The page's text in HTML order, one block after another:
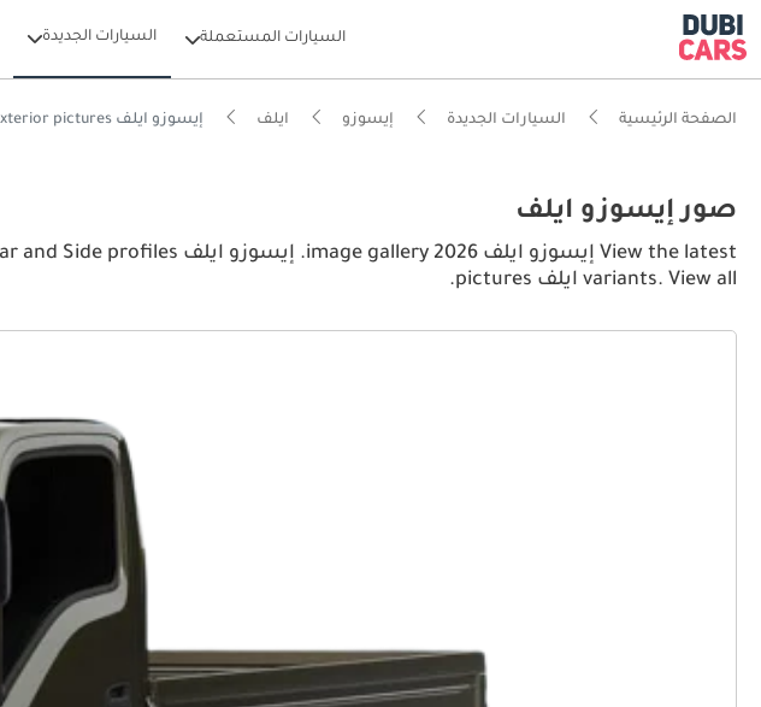
السيارات المستعملة السيارات الجديدة
الصفحة الرئيسية السيارات الجديدة إيسوزو ايلف إيسوزو ايلف interior, exterior pictures
صور إيسوزو ايلف
variants. View all ايلف pictures.